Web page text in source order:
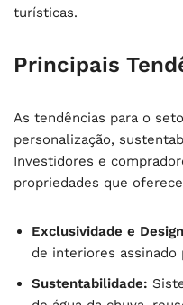
turísticas.
Principais
As tendências para o
personalização,
Investidores e
propriedades que
Exclusividade e
de interiores assinado
Sustentabilidade: